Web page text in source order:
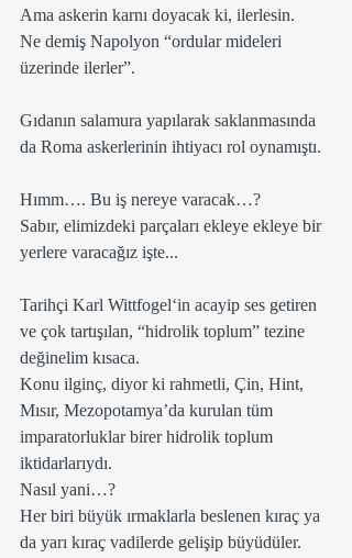
Ama askerin karnı doyacak ki, ilerlesin.
Ne demiş Napolyon “ordular mideleri
üzerinde ilerler”.
Gıdanın salamura yapılarak saklanmasında
da Roma askerlerinin ihtiyacı rol oynamıştı.
Hımm…. Bu iş nereye varacak…?
Sabır, elimizdeki parçaları ekleye ekleye bir
yerlere varacağız işte...
Tarihçi Karl Wittfogel‘in acayip ses getiren
ve çok tartışılan, “hidrolik toplum” tezine
değinelim kısaca.
Konu ilginç, diyor ki rahmetli, Çin, Hint,
Mısır, Mezopotamya’da kurulan tüm
imparatorluklar birer hidrolik toplum
iktidarlarıydı.
Nasıl yani…?
Her biri büyük ırmaklarla beslenen kıraç ya
da yarı kıraç vadilerde gelişip büyüdüler.